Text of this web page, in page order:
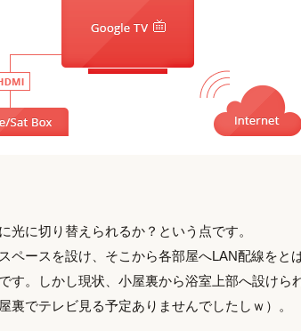
光に切り替えられるか？という点です。
ペースを設け、そこから各部屋へLAN配線をと
す。しかし現状、小屋裏から浴室上部へ設けら
裏でテレビ見る予定ありませんでしたしｗ）。